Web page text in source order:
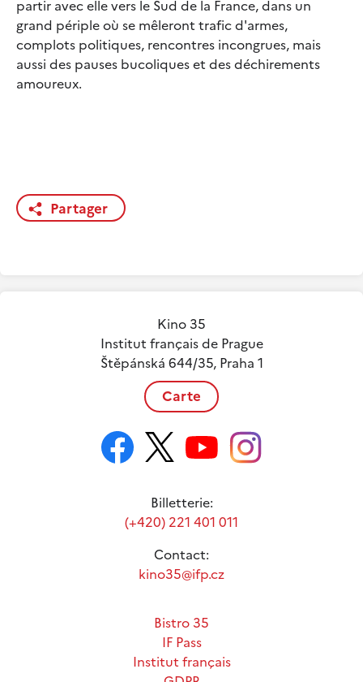
partir avec elle vers le Sud de la France, dans un
grand périple où se mêleront trafic d'armes,
complots politiques, rencontres incongrues, mais
aussi des pauses bucoliques et des déchirements
amoureux.
Partager
Kino 35
Institut français de Prague
Štěpánská 644/35, Praha 1
Carte
Billetterie:
(+420) 221 401 011
Contact:
kino35@ifp.cz
Bistro 35
IF Pass
Institut français